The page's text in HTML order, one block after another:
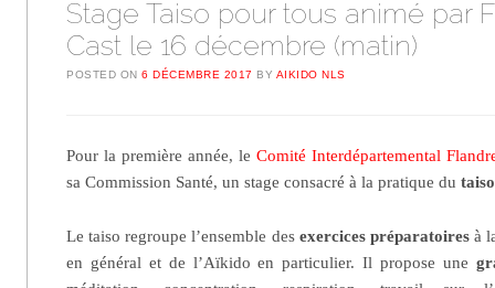
Stage Taiso pour tous animé par
Cast le 16 décembre (matin)
POSTED ON6 DÉCEMBRE 2017 BY AIKIDO NLS
Pour la première année, le Comité Interdépartemental
sa Commission Santé, un stage consacré à la pratique dutaiso
Le taisoregroupe l’ensemble des exercices préparatoiresà
en général et de l’Aïkido en particulier. Il propose une